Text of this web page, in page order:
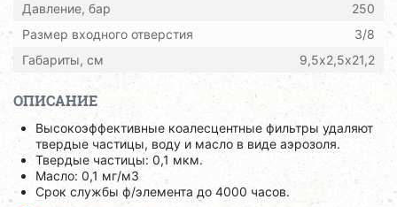
Давление, бар
250
Размер входного отверстия
3/8
Габариты, см
9,5х2,5х21,2
ОПИСАНИЕ
Высокоэффективные коалесцентные фильтры удаляют
твердые частицы, воду и масло в виде аэрозоля.
Твердые частицы: 0,1 мкм.
Масло: 0,1 мг/м3
Срок службы ф/элемента до 4000 часов.